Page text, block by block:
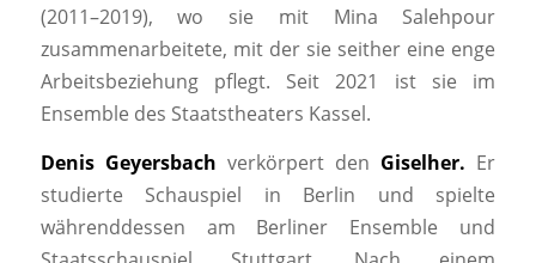
(2011–2019), wo sie mit Mina Salehpour
zusammenarbeitete, mit der sie seither eine enge
Arbeitsbeziehung pflegt. Seit 2021 ist sie im
Ensemble des Staatstheaters Kassel.
Denis Geyersbach verkörpert den Giselher. Er
studierte Schauspiel in Berlin und spielte
währenddessen am Berliner Ensemble und